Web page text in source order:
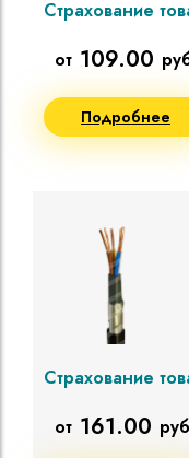
Страхование
от 109.00
Подробнее
Страхование
от 161.00